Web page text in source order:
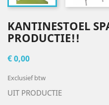
KANTINESTOEL
PRODUCTIE!!
€ 0,00
Exclusief btw
UIT PRODUCTIE